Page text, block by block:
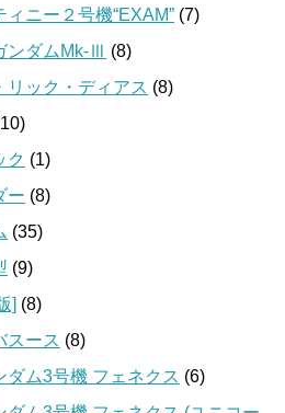
ニー２号機“EXAM” (7)
ンダムMk-Ⅲ (8)
リック・ディアス (8)
ク (1)
ー (8)
(35)
(9)
] (8)
スース (8)
ダム3号機 フェネクス (6)